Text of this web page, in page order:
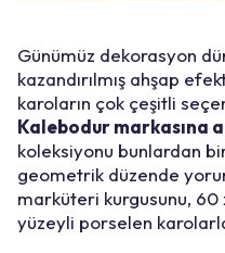
Günümüz dekorasyon
kazandırılmış ahşap
karoların çok çeşitli
Kalebodur markasına
koleksiyonu bunlardan
geometrik düzende
marküteri kurgusunu,
yüzeyli porselen